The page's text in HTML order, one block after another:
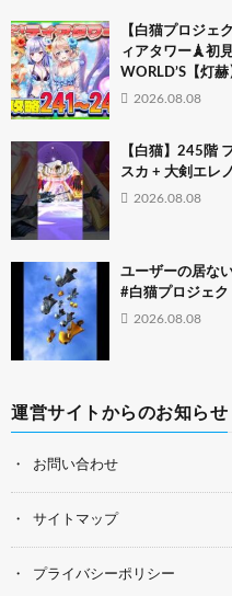
【白猫プロジェ
ィアタワー🗼初
WORLD’S【灯赫
2026.08.08
【白猫】245階
スカ + 大剣エレ
2026.08.08
ユーザーの居な
#白猫プロジェ
2026.08.08
運営サイトからのお知らせ
お問い合わせ
サイトマップ
プライバシーポリシー